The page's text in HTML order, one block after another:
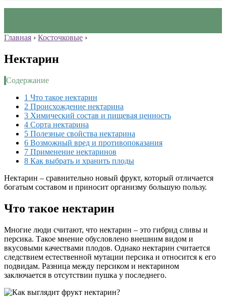
Главная › Косточковые ›
Нектарин
Содержание
1 Что такое нектарин
2 Происхождение нектарина
3 Химический состав и пищевая ценность
4 Сорта нектарина
5 Полезные свойства нектарина
6 Возможный вред и противопоказания
7 Применение нектаринов
8 Как выбрать и хранить плоды
Нектарин – сравнительно новый фрукт, который отличается
богатым составом и приносит организму большую пользу.
Что такое нектарин
Многие люди считают, что нектарин – это гибрид сливы и
персика. Такое мнение обусловлено внешним видом и
вкусовыми качествами плодов. Однако нектарин считается
следствием естественной мутации персика и относится к его
подвидам. Разница между персиком и нектарином
заключается в отсутствии пушка у последнего.